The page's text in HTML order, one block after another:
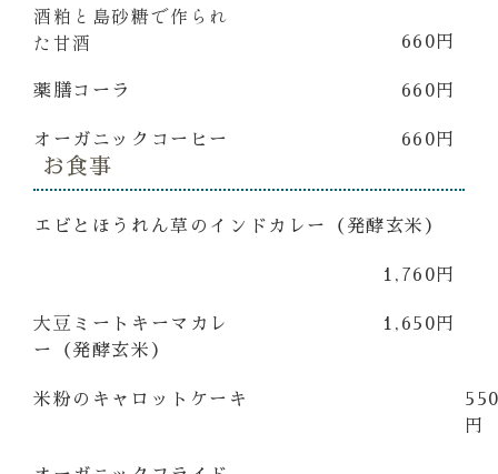
酒粕と島砂糖で作られ
た甘酒
660円
薬膳コーラ 660円
オーガニックコーヒー 660円
お食事
エビとほうれん草のインドカレー（発酵玄米）
1,760円
大豆ミートキーマカレ
ー（発酵玄米）
1,650円
米粉のキャロットケーキ
円